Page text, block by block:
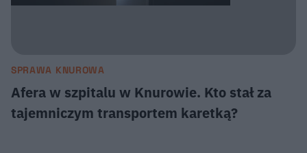
SPRAWA KNUROWA
Afera w szpitalu w Knurowie. Kto stał za
tajemniczym transportem karetką?